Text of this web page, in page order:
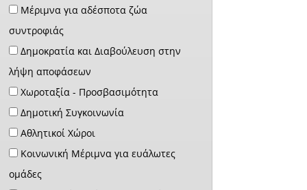
Μέριμνα για αδέσποτα ζώα
συντροφιάς
Δημοκρατία και Διαβούλευση στην
λήψη αποφάσεων
Χωροταξία - Προσβασιμότητα
Δημοτική Συγκοινωνία
Αθλητικοί Χώροι
Κοινωνική Μέριμνα για ευάλωτες
ομάδες